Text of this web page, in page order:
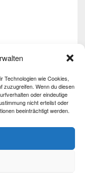
Technologien wie Cookies,
zuzugreifen. Wenn du diesen
oder eindeutige
nicht erteilst oder
beeinträchtigt werden.